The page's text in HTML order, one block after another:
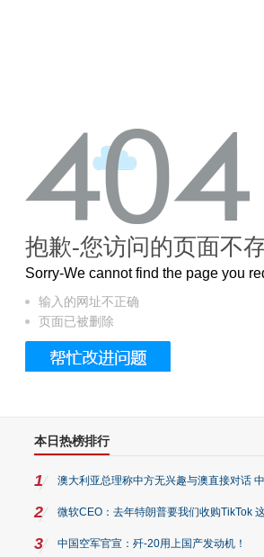
卷，还原了600岁的紫禁城
抱歉-您访问的页面不存
Sorry-We cannot find the page you
输入的网址不正确
页面已被删除
本日热榜排行
1 澳大利亚总理称中方无兴趣与澳直接对话
2 微软CEO：去年特朗普要我们收购TikTok
3 中国空军官宣：歼-20用上国产发动机！